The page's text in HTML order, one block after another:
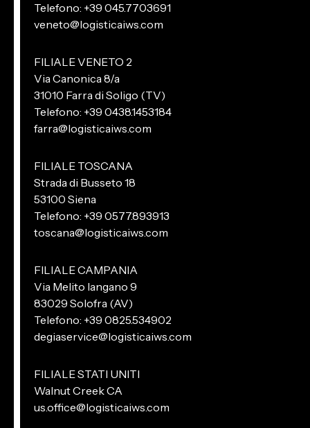
Telefono: +39 045.7703691
veneto@logisticaiws.com
FILIALE VENETO 2
Via Canonica 8/a
31010 Farra di Soligo (TV)
Telefono: +39 0438.1453184
farra@logisticaiws.com
FILIALE TOSCANA
Strada di Busseto 18
53100 Siena
Telefono: +39 0577.893913
toscana@logisticaiws.com
FILIALE CAMPANIA
Via Melito Iangano 9
83029 Solofra (AV)
Telefono: +39 0825.534902
degiaservice@logisticaiws.com
FILIALE STATI UNITI
Walnut Creek CA
us.office@logisticaiws.com